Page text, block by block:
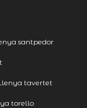
santpedor
tavertet
torello